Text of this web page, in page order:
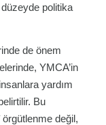
politika
de önem
YMCA’in
yardım
Bu
örgütlenme değil,